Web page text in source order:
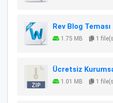
Rev Blog Teması
1.75 MB 1
Ücretsiz
1.01 MB 1